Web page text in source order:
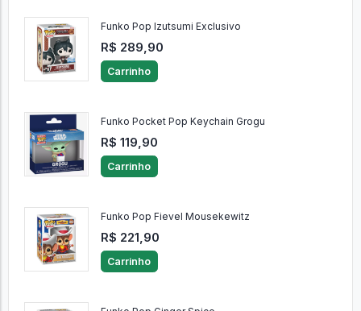
Funko Pop Izutsumi Exclusivo
R$ 289,90
Carrinho
Funko Pocket Pop Keychain Grogu
R$ 119,90
Carrinho
Funko Pop Fievel Mousekewitz
R$ 221,90
Carrinho